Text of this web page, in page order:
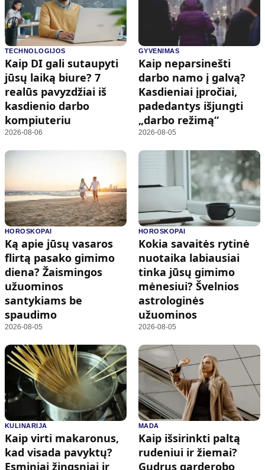
TECHNOLOGIJOS
Kaip DI gali sutaupyti
jūsų laiką biure? 7
realūs pavyzdžiai iš
kasdienio darbo
kompiuteriu
2026-08-06
GYVENIMAS
Kaip neparsinešti
darbo namo į galvą?
Kasdieniai įpročiai,
padedantys išjungti
„darbo režimą“
2026-08-05
HOROSKOPAI
Ką apie jūsų vasaros
flirtą pasako gimimo
diena? Žaismingos
užuominos
santykiams be
spaudimo
2026-08-05
HOROSKOPAI
Kokia savaitės rytinė
nuotaika labiausiai
tinka jūsų gimimo
mėnesiui? Švelnios
astrologinės
užuominos
2026-08-05
KULINARIJA
Kaip virti makaronus,
kad visada pavyktų?
Esminiai žingsniai ir
MADA
Kaip išsirinkti paltą
rudeniui ir žiemai?
Gudrus garderobo